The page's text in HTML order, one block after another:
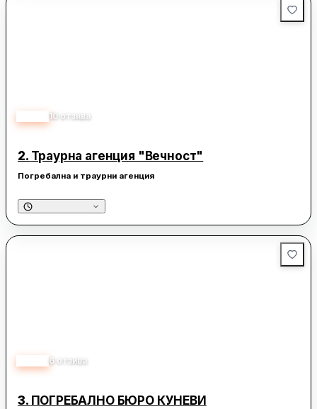
10 отзива
2. Траурна агенция "Вечност"
Погребална и траурни агенция
6 отзива
3. ПОГРЕБАЛНО БЮРО КУНЕВИ